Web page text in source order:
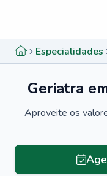
Especialidades
Geriatra
Aproveite os